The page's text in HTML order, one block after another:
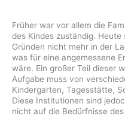
Früher war vor allem die
des Kindes zuständig.
Gründen nicht mehr in der
was für eine angemessene
wäre. Ein großer Teil dieser
Aufgabe muss von
Kindergarten, Tagesstätte,
Diese Institutionen sind
nicht auf die Bedürfnisse